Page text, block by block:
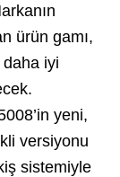
ürün gamı,
iyi
yeni,
versiyonu
sistemiyle